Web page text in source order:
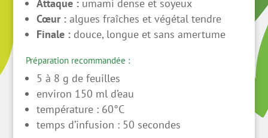
Attaque :umami dense et soyeux
Cœur :algues fraîches et végétal tendre
Finale :douce, longue et sans amertume
Préparation recommandée :
5 à 8 g de feuilles
environ 150 ml d’eau
température : 60°C
temps d’infusion : 50 secondes